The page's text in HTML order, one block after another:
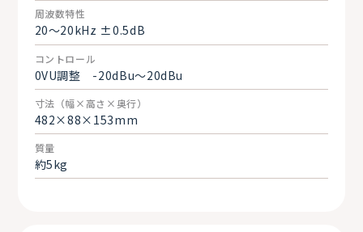
周波数特性
20～20kHz ±0.5dB
コントロール
0VU調整 -20dBu～20dBu
寸法（幅×高さ×奥行）
482×88×153mm
質量
約5kg